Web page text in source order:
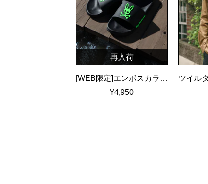
再入荷
[WEB限定]エンボスカラーロゴ シャワーサンダル
¥4,950